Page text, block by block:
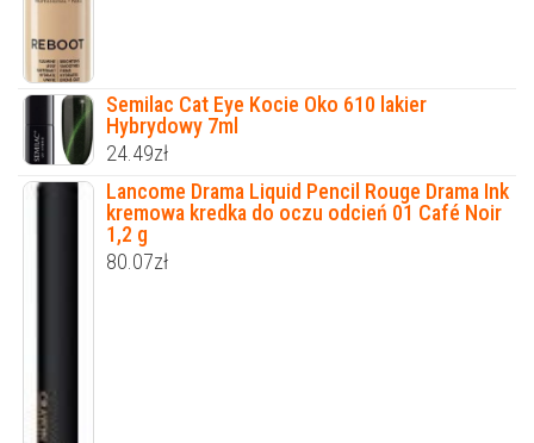
Semilac Cat Eye Kocie Oko 610 lakier
Hybrydowy 7ml
24.49zł
Lancome Drama Liquid Pencil Rouge Drama Ink
kremowa kredka do oczu odcień 01 Café Noir
1,2 g
80.07zł